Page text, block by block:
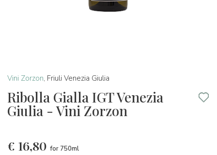
Vini Zorzon, Friuli Venezia Giulia
Ribolla Gialla IGT Venezia
Giulia - Vini Zorzon
€ 16,80 for 750ml